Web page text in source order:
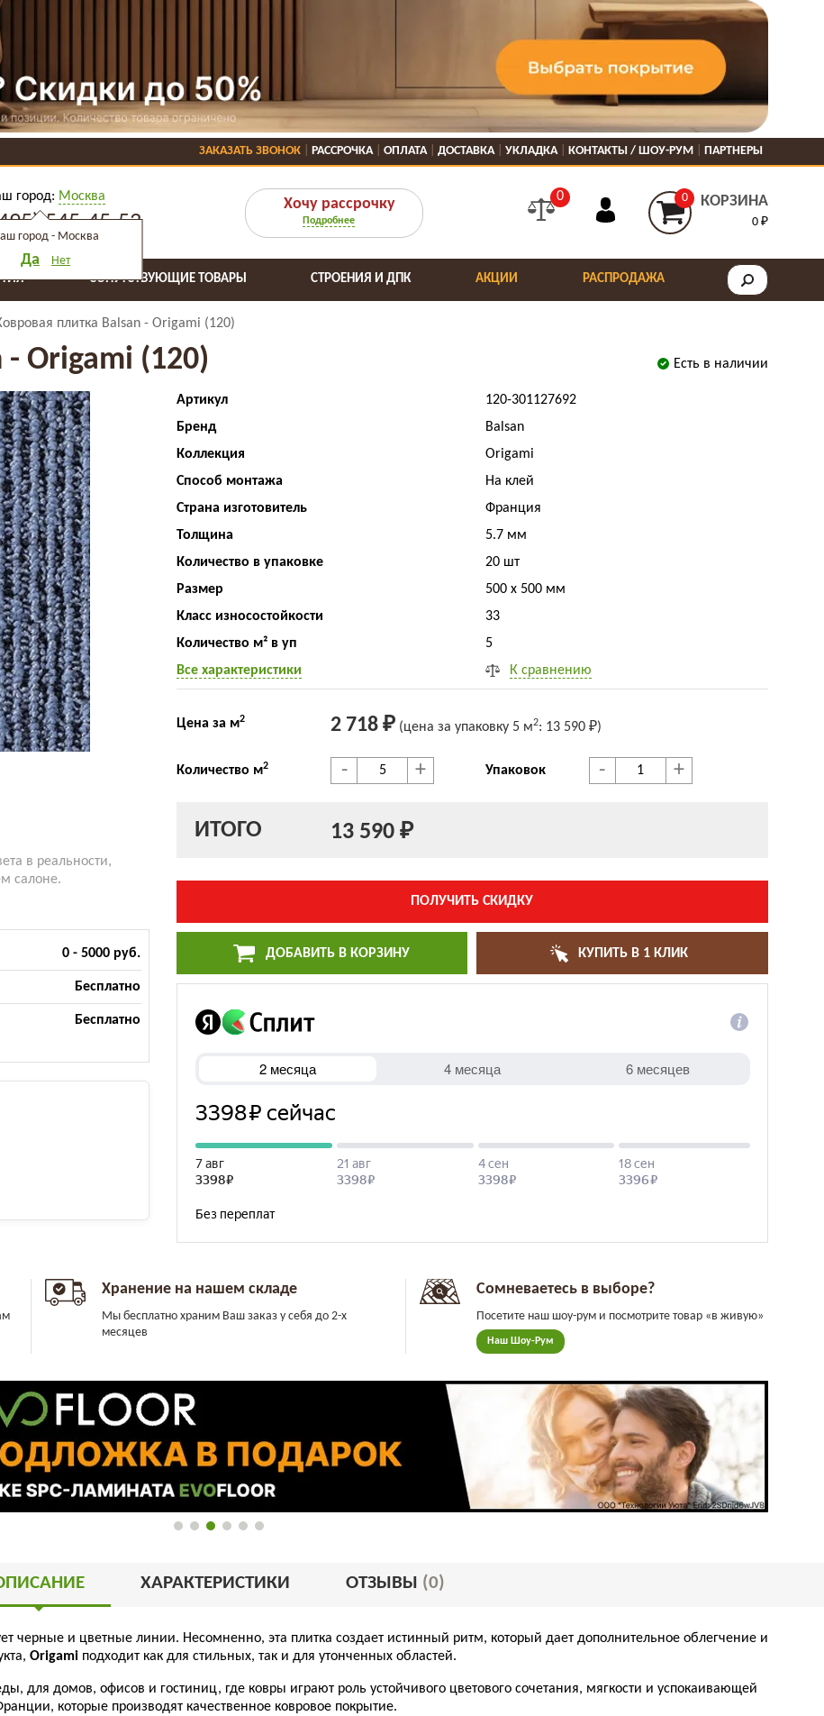
ЗАКАЗАТЬ ЗВОНОК РАССРОЧКА ОПЛАТА ДОСТАВКА УКЛАДКА КОНТАКТЫ / ШОУ-РУМ ПАРТНЕРЫ
город: Москва
город - Москва
Да Нет
545-45-53
Хочу рассрочку
Подробнее
0 0 КОРЗИНА
0 ₽
СОПУТСТВУЮЩИЕ ТОВАРЫ РАСПРОДАЖА
СТРОЕНИЯ И ДПК АКЦИИ
плитка Balsan - Origami (120)
Есть в наличии
- Origami (120)
в реальности,
салоне.
0 - 5000 руб.
Бесплатно
Бесплатно
Артикул
120-301127692
Бренд
Balsan
Коллекция
Origami
Способ монтажа
На клей
Страна изготовитель
Франция
Толщина
5.7 мм
Количество в упаковке
20 шт
Размер
500 x 500 мм
Класс износостойкости
33
Количество м² в уп
5
Все характеристики
К сравнению
Цена за м2 2 718 ₽ (цена за упаковку 5 м2: 13 590 ₽)
Количество м2 - + Упаковок - +
ИТОГО 13 590 ₽
ПОЛУЧИТЬ СКИДКУ
ДОБАВИТЬ В КОРЗИНУ КУПИТЬ В 1 КЛИК
Хранение на нашем складе
Мы бесплатно храним Ваш заказ у себя до 2-х
месяцев
Сомневаетесь в выборе?
Посетите наш шоу-рум и посмотрите товар «в живую»
Наш Шоу-Рум
ХАРАКТЕРИСТИКИ ОТЗЫВЫ (0)
черные и цветные линии. Несомненно, эта плитка создает истинный ритм, который дает дополнительное облегчение и
Origami подходит как для стильных, так и для утонченных областей.
для домов, офисов и гостиниц, где ковры играют роль устойчивого цветового сочетания, мягкости и успокаивающей
которые производят качественное ковровое покрытие.